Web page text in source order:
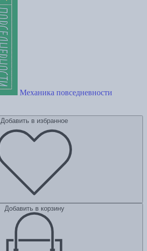
Механика повседневности
Добавить в избранное
Добавить в корзину